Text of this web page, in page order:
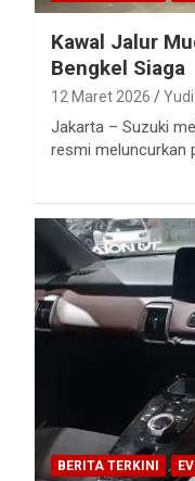
Kawal Jalur
Bengkel Siaga
12 Maret 2026
Jakarta – Suzuki
resmi meluncurkan
BERITA TERKINI